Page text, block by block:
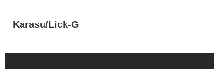
Karasu/Lick-G